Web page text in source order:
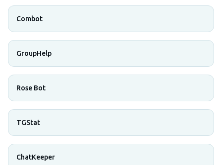
Combot
GroupHelp
Rose Bot
TGStat
ChatKeeper